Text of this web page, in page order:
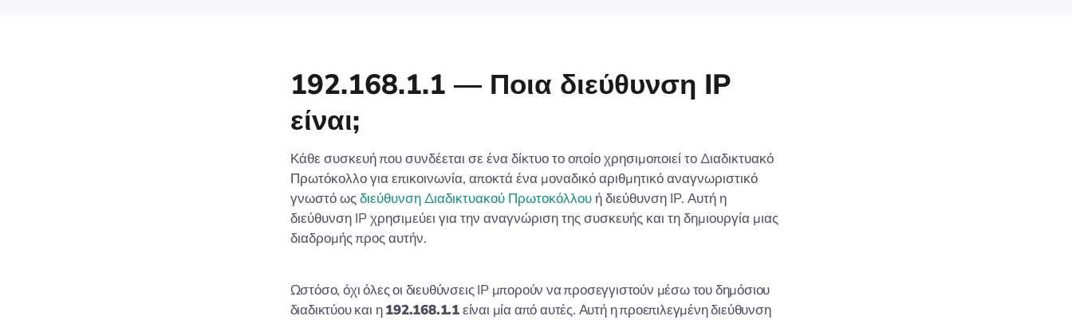
192.168.1.1 — Ποια διεύθυνση IP
είναι;
Κάθε συσκευή που συνδέεται σε ένα δίκτυο το οποίο χρησιμοποιεί το Διαδικτυακό
Πρωτόκολλο για επικοινωνία, αποκτά ένα μοναδικό αριθμητικό αναγνωριστικό
γνωστό ωςδιεύθυνση Διαδικτυακού Πρωτοκόλλουή διεύθυνση IP. Αυτή η
διεύθυνση IP χρησιμεύει για την αναγνώριση της συσκευής και τη δημιουργία μιας
διαδρομής προς αυτήν.
Ωστόσο, όχι όλες οι διευθύνσεις IP μπορούν να προσεγγιστούν μέσω του δημόσιου
διαδικτύου και η192.168.1.1είναι μία από αυτές. Αυτή η προεπιλεγμένη διεύθυνση